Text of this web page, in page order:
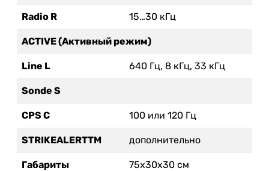
Radio R 15…30 кГц
ACTIVE (Активный режим)
Line L 640 Гц, 8 кГц, 33 кГц
Sonde S
CPS C 100 или 120 Гц
STRIKEALERTTM дополнительно
Габариты 75x30x30 см